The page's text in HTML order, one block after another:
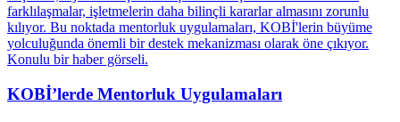
KOBİ’lerde Mentorluk Uygulamaları